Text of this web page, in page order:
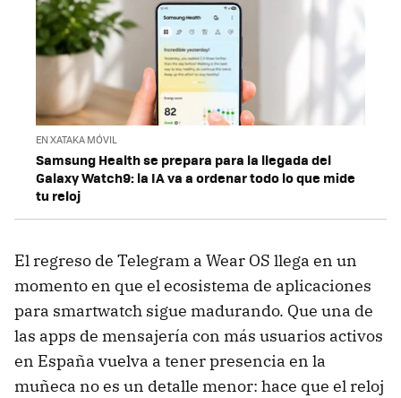
EN XATAKA MÓVIL
Samsung Health se prepara para la llegada del
Galaxy Watch9: la IA va a ordenar todo lo que mide
tu reloj
El regreso de Telegram a Wear OS llega en un
momento en que el ecosistema de aplicaciones
para smartwatch sigue madurando. Que una de
las apps de mensajería con más usuarios activos
en España vuelva a tener presencia en la
muñeca no es un detalle menor: hace que el reloj